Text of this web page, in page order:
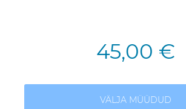
45,00 €
VÄLJA MÜÜDUD